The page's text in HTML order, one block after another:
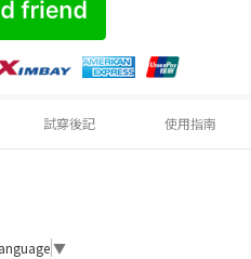
試穿後記 使用指南
▼